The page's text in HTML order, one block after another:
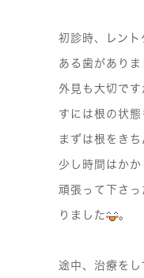
初診時、レン
ある歯がありま
外見も大切で
すには根の状態
まずは根をき
少し時間はかか
頑張って下さ
りました 。
途中、治療をし